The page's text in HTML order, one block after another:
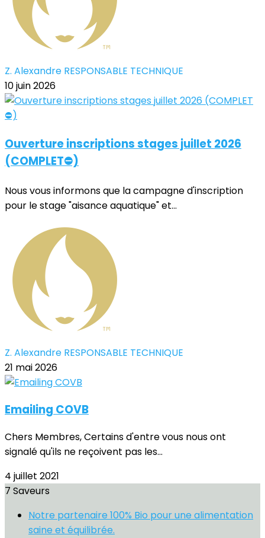
Z. Alexandre RESPONSABLE TECHNIQUE
10 juin 2026
Ouverture inscriptions stages juillet 2026
(COMPLET⛔)
Nous vous informons que la campagne d'inscription
pour le stage "aisance aquatique" et...
Z. Alexandre RESPONSABLE TECHNIQUE
21 mai 2026
Emailing COVB
Chers Membres, Certains d'entre vous nous ont
signalé qu'ils ne reçoivent pas les...
4 juillet 2021
7 Saveurs
Notre partenaire 100% Bio pour une alimentation
saine et équilibrée.